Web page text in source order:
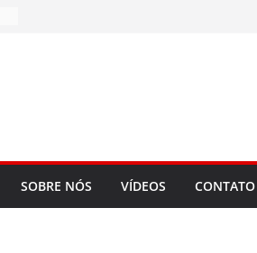
SOBRE NÓS VÍDEOS CONTATO